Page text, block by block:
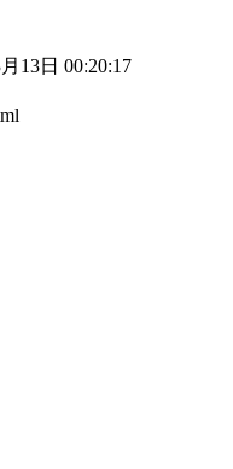
13日 00:20:17